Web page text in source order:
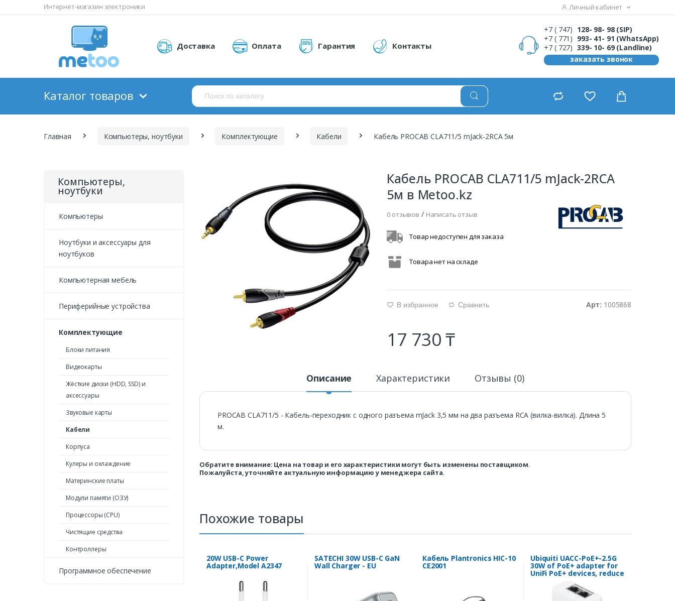
Интернет-магазин электроники Личный кабинет
Доставка Оплата Гарантия Контакты
+7 ( 747) 128- 98- 98 (SIP)
+7 ( 771) 993- 41- 91 (WhatsApp)
+7 ( 727) 339- 10- 69 (Landline)
заказать звонок
Каталог товаров
Главная Компьютеры, ноутбуки Комплектующие Кабели Кабель PROCAB CLA711/5 mJack-2RCA 5м
Компьютеры,
ноутбуки
Компьютеры
Ноутбуки и аксессуары для
ноутбуков
Компьютерная мебель
Периферийные устройства
Комплектующие
Блоки питания
Видеокарты
Жёсткие диски (HDD, SSD) и
аксессуары
Звуковые карты
Кабели
Корпуса
Кулеры и охлаждение
Материнские платы
Модули памяти (ОЗУ)
Процессоры (CPU)
Чистящие средства
Контроллеры
Программное обеспечение
Кабель PROCAB CLA711/5 mJack-2RCA
5м в Metoo.kz
0 отзывов / Написать отзыв
Товар недоступен для заказа
Товара нет на складе
Арт: 1005868
g В избранное d Сравнить
17 730 ₸
Описание Характеристики Отзывы (0)
PROCAB CLA711/5 - Кабель-переходник с одного разъема mJack 3,5 мм на два разъема RCA (вилка-вилка). Длина 5
м.
Обратите внимание: Цена на товар и его характеристики могут быть изменены поставщиком.
Пожалуйста, уточняйте актуальную информацию у менеджера сайта.
Похожие товары
20W USB-C Power
Adapter,Model A2347
SATECHI 30W USB-C GaN
Wall Charger - EU
Кабель Plantronics HIC-10
CE2001
Ubiquiti UACC-PoE+-2.5G
30W of PoE+ adapter for
UniFi PoE+ devices, reduce
switch power, and provide
a Multi-Gigabit LAN